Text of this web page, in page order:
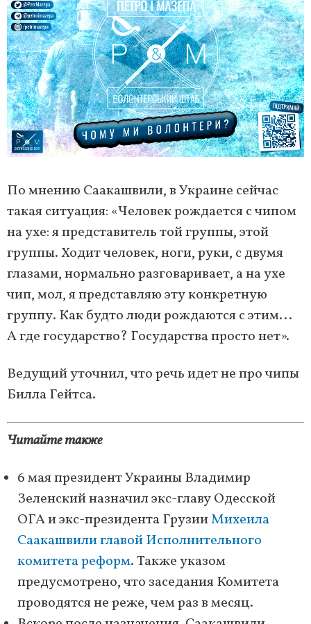
По мнению Саакашвили, в Украине сейчас
такая ситуация: «Человек рождается с чипом
на ухе: я представитель той группы, этой
группы. Ходит человек, ноги, руки, с двумя
глазами, нормально разговаривает, а на ухе
чип, мол, я представляю эту конкретную
группу. Как будто люди рождаются с этим...
А где государство? Государства просто нет».
Ведущий уточнил, что речь идет не про чипы
Билла Гейтса.
Читайте также
6 мая президент Украины Владимир
Зеленский назначил экс-главу Одесской
ОГА и экс-президента ГрузииМихеила
Саакашвили главой Исполнительного
комитета реформ. Также указом
предусмотрено, что заседания Комитета
проводятся не реже, чем раз в месяц.